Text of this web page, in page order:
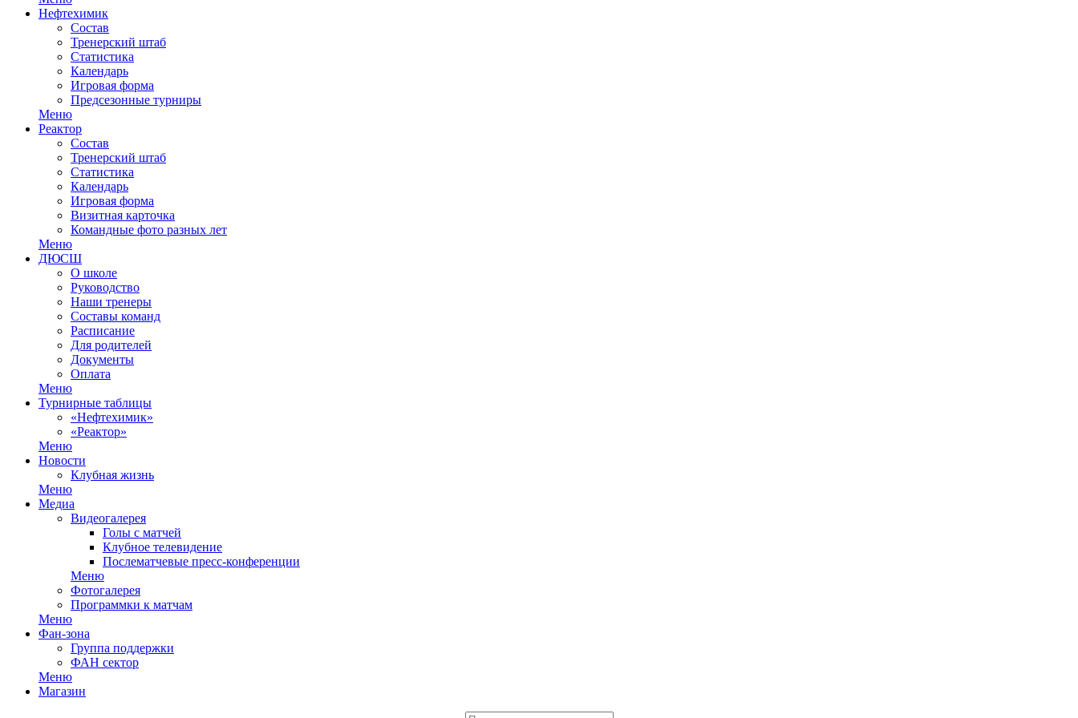
Нефтехимик
Состав
Тренерский штаб
Статистика
Календарь
Игровая форма
Предсезонные турниры
Меню
Реактор
Состав
Тренерский штаб
Статистика
Календарь
Игровая форма
Визитная карточка
Командные фото разных лет
Меню
ДЮСШ
О школе
Руководство
Наши тренеры
Составы команд
Расписание
Для родителей
Документы
Оплата
Меню
Турнирные таблицы
«Нефтехимик»
«Реактор»
Меню
Новости
Клубная жизнь
Меню
Медиа
Видеогалерея
Голы с матчей
Клубное телевидение
Послематчевые пресс-конференции
Меню
Фотогалерея
Программки к матчам
Меню
Фан-зона
Группа поддержки
ФАН сектор
Меню
Магазин